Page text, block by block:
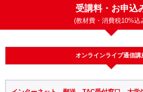
受講料・お申込
(教材費・消費税10%込
オンラインライブ通信講